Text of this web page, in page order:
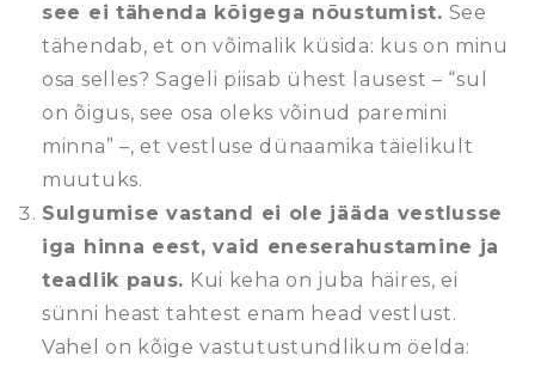
see ei tähenda kõigega nõustumist. See
tähendab, et on võimalik küsida: kus on minu
osa selles? Sageli piisab ühest lausest – “sul
on õigus, see osa oleks võinud paremini
minna” –, et vestluse dünaamika täielikult
muutuks.
Sulgumise vastand ei ole jääda vestlusse
iga hinna eest, vaid eneserahustamine ja
teadlik paus. Kui keha on juba häires, ei
sünni heast tahtest enam head vestlust.
Vahel on kõige vastutustundlikum öelda: